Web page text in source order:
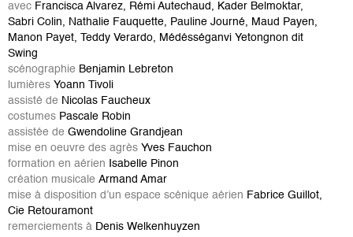
avec Francisca Alvarez, Rémi Autechaud, Kader Belmoktar,
Sabri Colin, Nathalie Fauquette, Pauline Journé, Maud Payen,
Manon Payet, Teddy Verardo, Médésséganvi Yetongnon dit
Swing
scénographie Benjamin Lebreton
lumières Yoann Tivoli
assisté de Nicolas Faucheux
costumes Pascale Robin
assistée de Gwendoline Grandjean
mise en oeuvre des agrès Yves Fauchon
formation en aérien Isabelle Pinon
création musicale Armand Amar
mise à disposition d’un espace scénique aérien Fabrice Guillot,
Cie Retouramont
remerciements à Denis Welkenhuyzen